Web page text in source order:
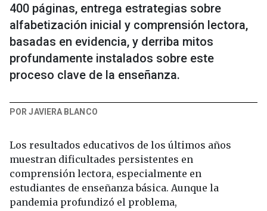
400 páginas, entrega estrategias sobre
alfabetización inicial y comprensión lectora,
basadas en evidencia, y derriba mitos
profundamente instalados sobre este
proceso clave de la enseñanza.
POR JAVIERA BLANCO
Los resultados educativos de los últimos años
muestran dificultades persistentes en
comprensión lectora, especialmente en
estudiantes de enseñanza básica. Aunque la
pandemia profundizó el problema,